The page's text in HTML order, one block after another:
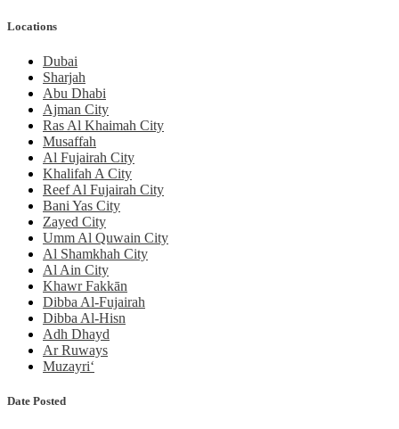
Locations
Dubai
Sharjah
Abu Dhabi
Ajman City
Ras Al Khaimah City
Musaffah
Al Fujairah City
Khalifah A City
Reef Al Fujairah City
Bani Yas City
Zayed City
Umm Al Quwain City
Al Shamkhah City
Al Ain City
Khawr Fakkān
Dibba Al-Fujairah
Dibba Al-Hisn
Adh Dhayd
Ar Ruways
Muzayri‘
Date Posted